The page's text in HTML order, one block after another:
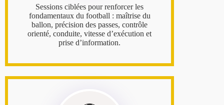
Sessions ciblées pour renforcer les
fondamentaux du football : maîtrise du
ballon, précision des passes, contrôle
orienté, conduite, vitesse d’exécution et
prise d’information.